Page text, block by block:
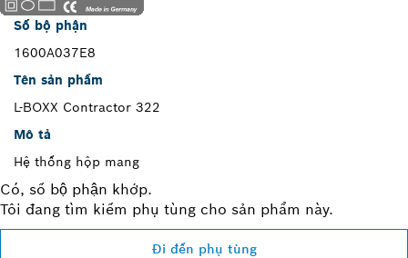
Số bộ phận
1600A037E8
Tên sản phẩm
L-BOXX Contractor 322
Mô tả
Hệ thống hộp mang
Có, số bộ phận khớp.
Tôi đang tìm kiếm phụ tùng cho sản phẩm này.
Đi đến phụ tùng